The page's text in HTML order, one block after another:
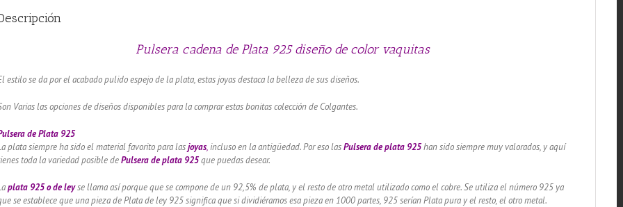
Pulsera cadena de Plata 925 diseño de color vaquitas
estilo se da por el acabado pulido espejo de la plata, estas joyas destaca la belleza de sus diseños.
Varias las opciones de diseños disponibles para la comprar estas bonitas colección de Colgantes.
de Plata 925
plata siempre ha sido el material favorito para lasjoyas,incluso en la antigüedad. Por eso lasPulserade plata 925han sido siempre muy valorados, y aquí
toda la variedad posible dePulserade plata 925que puedas desear.
plata 925 o de leyse llama así porque que se compone de un 92,5% de plata, y el resto de otro metal utilizado como el cobre. Se utiliza el número 925 ya
se establece que una pieza de Plata de ley 925 significa que si dividiéramos esa pieza en 1000 partes, 925 serían Plata pura y el resto, el otro metal.